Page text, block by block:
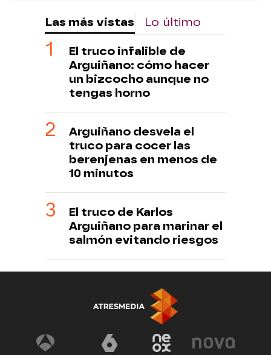
Las más vistas Lo último
El truco infalible de
Arguiñano: cómo hacer
un bizcocho aunque no
tengas horno
Arguiñano desvela el
truco para cocer las
berenjenas en menos de
10 minutos
El truco de Karlos
Arguiñano para marinar el
salmón evitando riesgos